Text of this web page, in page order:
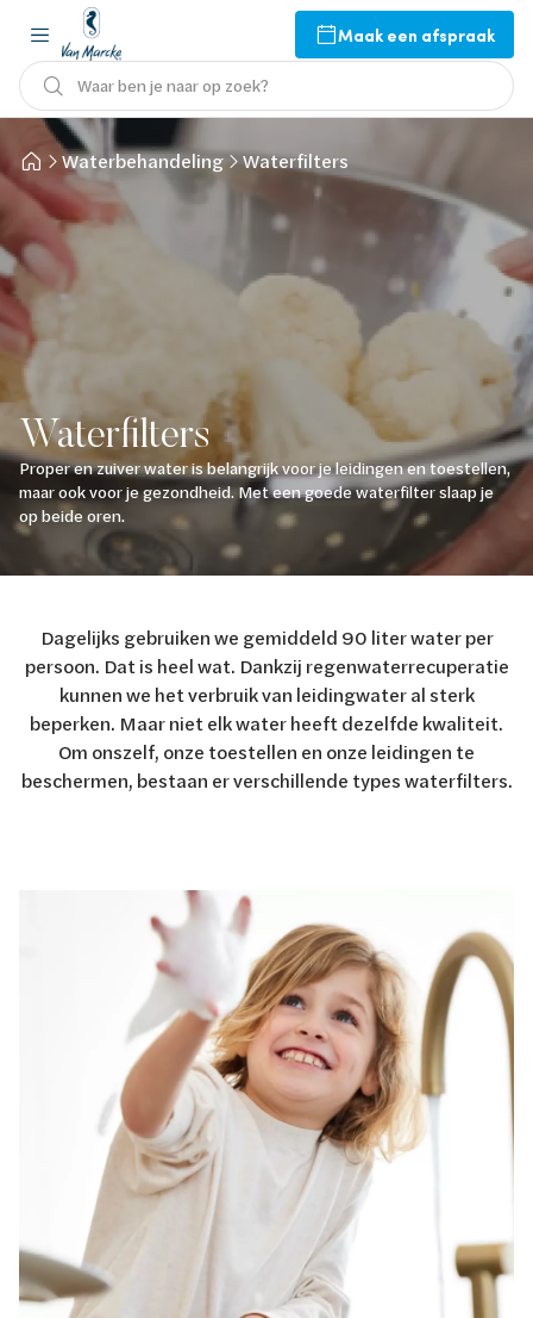
Maak een afspraak
Waar ben je naar op zoek?
Waterbehandeling Waterfilters
Waterfilters
Proper en zuiver water is belangrijk voor je leidingen en toestellen,
maar ook voor je gezondheid. Met een goede waterfilter slaap je
op beide oren.
Dagelijks gebruiken we gemiddeld 90 liter water per
persoon. Dat is heel wat. Dankzij regenwaterrecuperatie
kunnen we het verbruik van leidingwater al sterk
beperken. Maar niet elk water heeft dezelfde kwaliteit.
Om onszelf, onze toestellen en onze leidingen te
beschermen, bestaan er verschillende types waterfilters.